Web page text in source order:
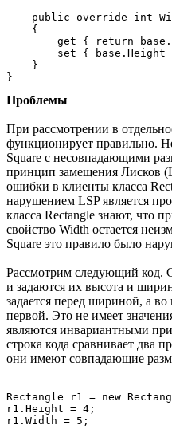
public override int
    {
get { return
set { base.Height
    }
Проблемы
При рассмотрении в
функционирует правильно.
Square с несовпадающими
принцип замещения Лисков
ошибки в клиенты класса
нарушением LSP является
класса Rectangle знают, что
свойство Width остается
Square это правило было
Рассмотрим следующий код.
и задаются их высота и
задается перед шириной, а
первой. Это не имеет
являются инвариантными
строка кода сравнивает два
они имеют совпадающие
Rectangle r1 = new
r1.Height = 4;
r1.Width = 5;